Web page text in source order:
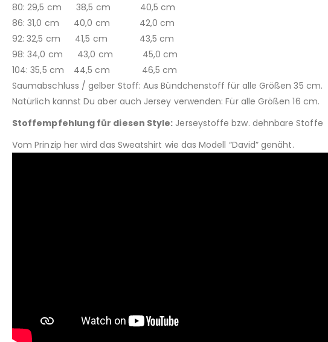
80: 29,5 cm 38,5 cm 40,5 cm
86: 31,0 cm 40,0 cm 42,0 cm
92: 32,5 cm 41,5 cm 43,5 cm
98: 34,0 cm 43,0 cm 45,0 cm
104: 35,5 cm 44,5 cm 46,5 cm
Saumabschluss / gelber Stoff: Aus Bündchenstoff für alle Größen 35 cm.
Natürlich kannst Du aber auch Jersey verwenden: Für alle Größen 16 cm.
Stoffempfehlung für diesen Style: Jerseystoffe bzw. dehnbare Stoffe
Vom Prinzip her wird das Sweatshirt wie das Modell “David” genäht.